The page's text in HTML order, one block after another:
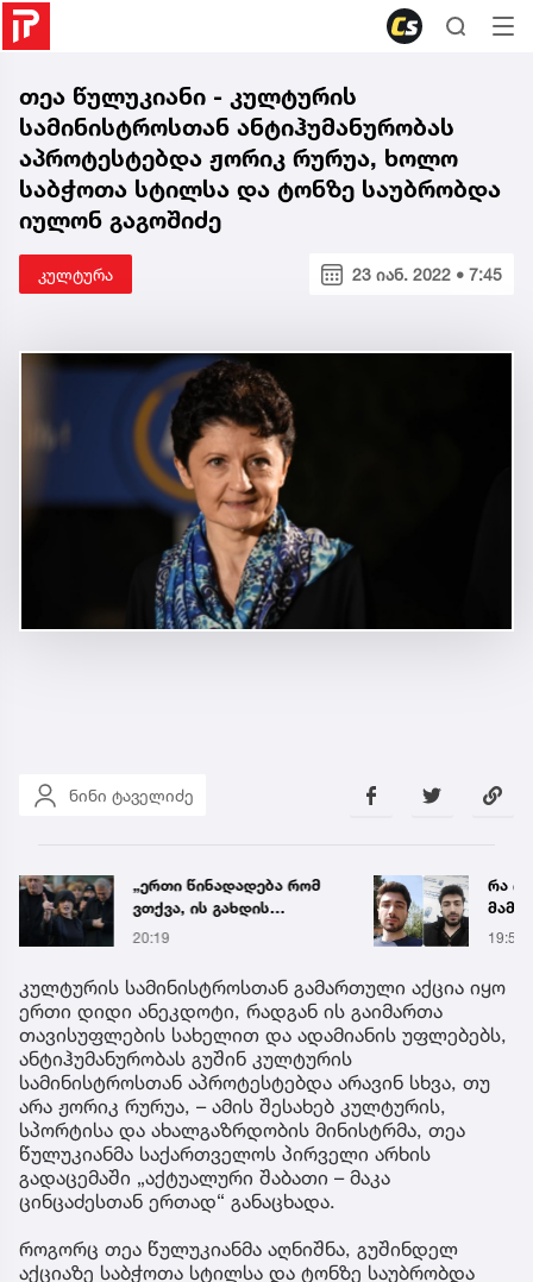
თეა წულუკიანი - კულტურის
სამინისტროსთან ანტიჰუმანურობას
აპროტესტებდა ჟორიკ რურუა​, ხოლო
საბჭოთა სტილსა და ტონზე საუბრობდა
იულონ გაგოშიძე
კულტურა 23 იან. 2022 • 7:45
ნინი ტაველიძე
„ერთი წინადადება რომ
ვთქვა, ის გახდის
ნათელს, თუ რატომ იყო
წამქეზებელი...“ - გიგა
ავალიანის დედა
20:19
რა
19:56
კულტურის სამინისტროსთან გამართული აქცია იყო
ერთი დიდი ანეკდოტი, რადგან ის გაიმართა
თავისუფლების სახელით და ადამიანის უფლებებს,
ანტიჰუმანურობას გუშინ კულტურის
სამინისტროსთან აპროტესტებდა არავინ სხვა, თუ
არა ჟორიკ რურუა, – ამის შესახებ კულტურის,
სპორტისა და ახალგაზრდობის მინისტრმა, თეა
წულუკიანმა საქართველოს პირველი არხის
გადაცემაში „აქტუალური შაბათი – მაკა
ცინცაძესთან ერთად“ განაცხადა.
როგორც თეა წულუკიანმა აღნიშნა, გუშინდელ
აქციაზე საბჭოთა სტილსა და ტონზე საუბრობდა